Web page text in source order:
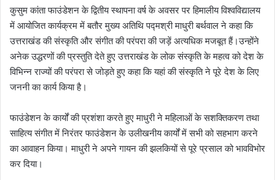
कुसुम कांता फाउंडेशन के द्वितीय स्थापना वर्ष के अवसर पर हिमालीय विश्वविद्यालय
में आयोजित कार्यक्रम में बतौर मुख्य अतिथि पद्मश्री माधुरी बर्थवाल ने कहा कि
उत्तराखंड की संस्कृति और संगीत की परंपरा की जड़ें अत्यधिक मजबूत हैं।उन्होंने
अनेक उद्धरणों की प्रस्तुति देते हुए उत्तराखंड के लोक संस्कृति के महत्व को देश के
विभिन्न राज्यों की परंपरा से जोड़ते हुए कहा कि यहां की संस्कृति ने पूरे देश के लिए
जननी का कार्य किया है।
फाउंडेशन के कार्यों की प्रशंशा करते हुए माधुरी ने महिलाओं के सशक्तिकरण तथा
साहित्य संगीत में निरंतर फाउंडेशन के उलीखनीय कार्यों में सभी को सहभाग करने
का आवाहन किया। माधुरी ने अपने गायन की झलकियों से पूरे प्रसाल को भावविभोर
कर दिया।